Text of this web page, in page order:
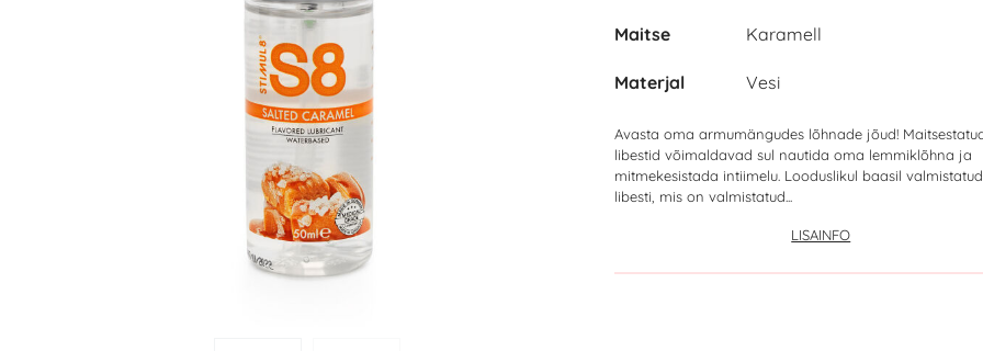
Maitse Karamell
Materjal Vesi
Avasta oma armumängudes lõhnade jõud!
libestid võimaldavad sul nautida oma lemmiklõhna ja
mitmekesistada intiimelu. Looduslikul baasil valmistatud
libesti, mis on valmistatud...
LISAINFO